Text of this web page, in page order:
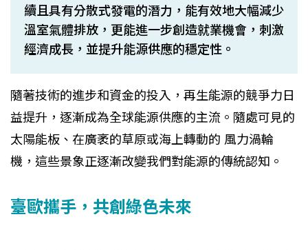
續且具有分散式發電的潛力，能有效地大幅減少
溫室氣體排放，更能進一步創造就業機會，刺激
經濟成長，並提升能源供應的穩定性。
隨著技術的進步和資金的投入，再生能源的競爭力日
益提升，逐漸成為全球能源供應的主流。隨處可見的
太陽能板、在廣袤的草原或海上轉動的 風力渦輪
機，這些景象正逐漸改變我們對能源的傳統認知。
臺歐攜手，共創綠色未來